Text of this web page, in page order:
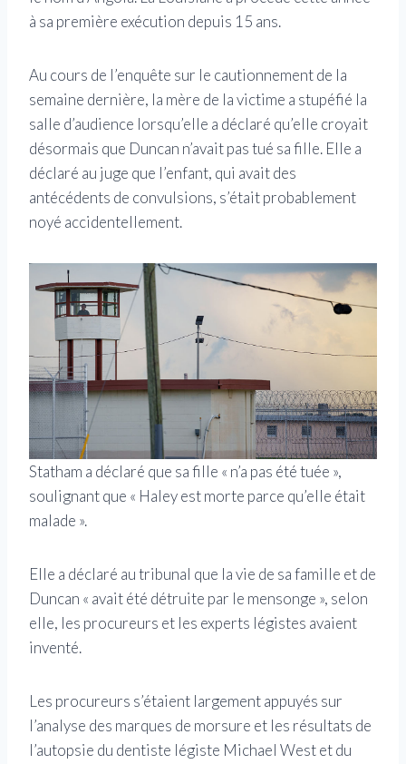
à sa première exécution depuis 15 ans.
Au cours de l’enquête sur le cautionnement de la
semaine dernière, la mère de la victime a stupéfié la
salle d’audience lorsqu’elle a déclaré qu’elle croyait
désormais que Duncan n’avait pas tué sa fille. Elle a
déclaré au juge que l’enfant, qui avait des
antécédents de convulsions, s’était probablement
noyé accidentellement.
Statham a déclaré que sa fille « n’a pas été tuée »,
soulignant que « Haley est morte parce qu’elle était
malade ».
Elle a déclaré au tribunal que la vie de sa famille et de
Duncan « avait été détruite par le mensonge », selon
elle, les procureurs et les experts légistes avaient
inventé.
Les procureurs s’étaient largement appuyés sur
l’analyse des marques de morsure et les résultats de
l’autopsie du dentiste légiste Michael West et du